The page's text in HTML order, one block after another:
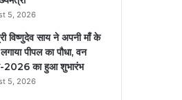
5, 2026
विष्णुदेव साय ने अपनी माँ के
पीपल का पौधा, वन
2026 का हुआ शुभारंभ
5, 2026